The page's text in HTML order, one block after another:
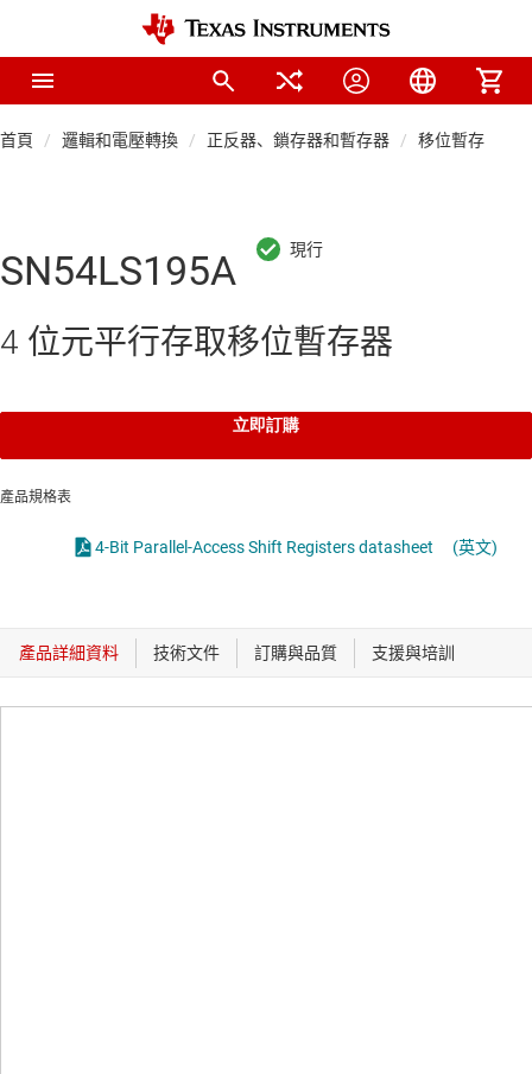
首頁 邏輯和電壓轉換 正反器、鎖存器和暫存器 移位暫存器
SN54LS195A
4 位元平行存取移位暫存器
立即訂購
產品規格表
4-Bit Parallel-Access Shift Registers datasheet (英文)